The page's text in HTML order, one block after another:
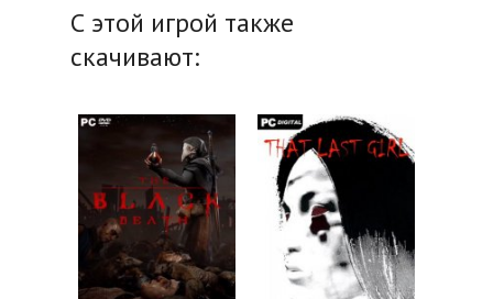
С этой игрой также
скачивают: